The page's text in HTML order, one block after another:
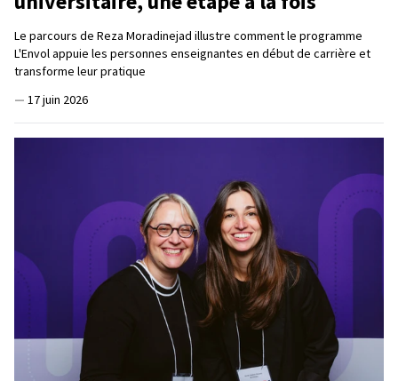
Le parcours de Reza Moradinejad illustre comment le programme
L'Envol appuie les personnes enseignantes en début de carrière et
transforme leur pratique
— 17 juin 2026